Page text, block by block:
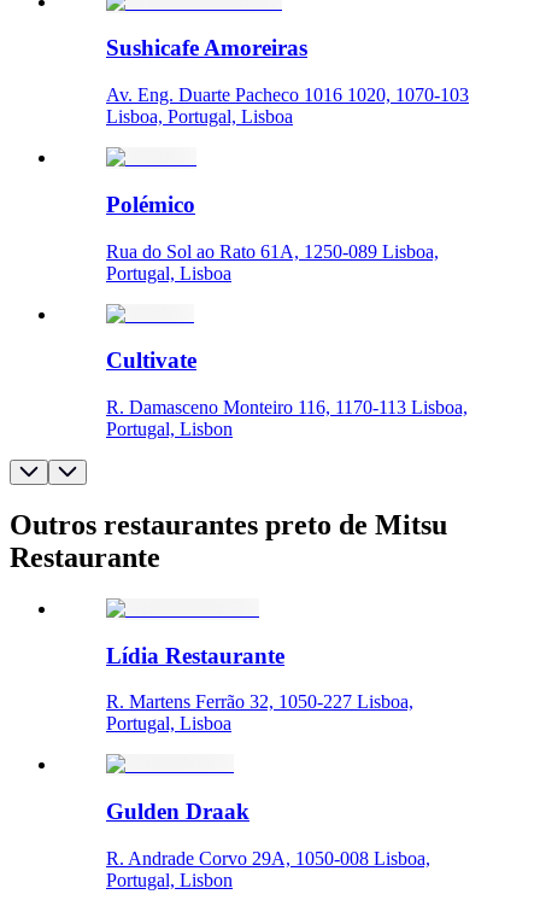
Sushicafe Amoreiras
Av. Eng. Duarte Pacheco 1016 1020, 1070-103
Lisboa, Portugal, Lisboa
Polémico
Rua do Sol ao Rato 61A, 1250-089 Lisboa,
Portugal, Lisboa
Cultivate
R. Damasceno Monteiro 116, 1170-113 Lisboa,
Portugal, Lisbon
Outros restaurantes preto de Mitsu
Restaurante
Lídia Restaurante
R. Martens Ferrão 32, 1050-227 Lisboa,
Portugal, Lisboa
Gulden Draak
R. Andrade Corvo 29A, 1050-008 Lisboa,
Portugal, Lisbon